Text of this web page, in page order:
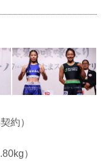
約）
）